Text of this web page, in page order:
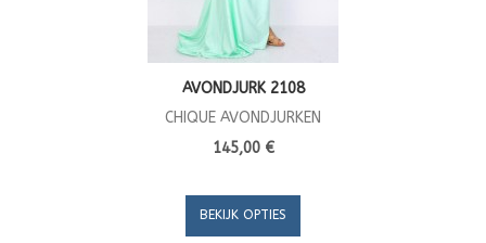
AVONDJURK 2108
CHIQUE AVONDJURKEN
145,00 €
BEKIJK OPTIES